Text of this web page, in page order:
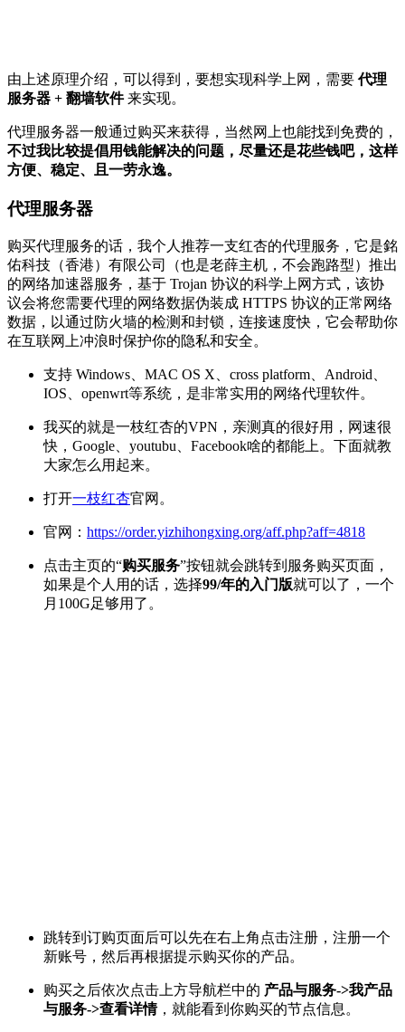
由上述原理介绍，可以得到，要想实现科学上网，需要代理
服务器 + 翻墙软件来实现。
代理服务器一般通过购买来获得，当然网上也能找到免费的，
不过我比较提倡用钱能解决的问题，尽量还是花些钱吧，这样
方便、稳定、且一劳永逸。
代理服务器
购买代理服务的话，我个人推荐一支红杏的代理服务，它是銘
佑科技（香港）有限公司（也是老薛主机，不会跑路型）推出
的网络加速器服务，基于 Trojan 协议的科学上网方式，该协
议会将您需要代理的网络数据伪装成 HTTPS 协议的正常网络
数据，以通过防火墙的检测和封锁，连接速度快，它会帮助你
在互联网上冲浪时保护你的隐私和安全。
支持 Windows、MAC OS X、cross platform、Android、
IOS、openwrt等系统，是非常实用的网络代理软件。
我买的就是一枝红杏的VPN，亲测真的很好用，网速很
快，Google、youtubu、Facebook啥的都能上。下面就教
大家怎么用起来。
打开一枝红杏官网。
官网： https://order.yizhihongxing.org/aff.php?aff=4818
点击主页的“购买服务”按钮就会跳转到服务购买页面，
如果是个人用的话，选择99/年的入门版就可以了，一个
月100G足够用了。
跳转到订购页面后可以先在右上角点击注册，注册一个
新账号，然后再根据提示购买你的产品。
购买之后依次点击上方导航栏中的 产品与服务->我产品
与服务->查看详情，就能看到你购买的节点信息。